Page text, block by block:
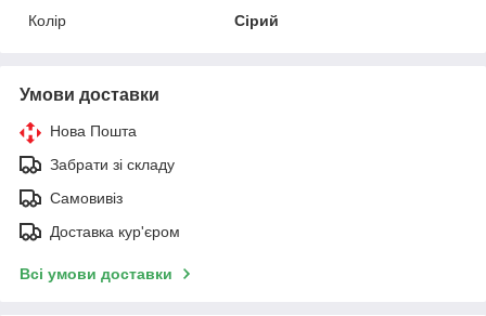
Колір
Сірий
Умови доставки
Нова Пошта
Забрати зі складу
Самовивіз
Доставка кур'єром
Всі умови доставки